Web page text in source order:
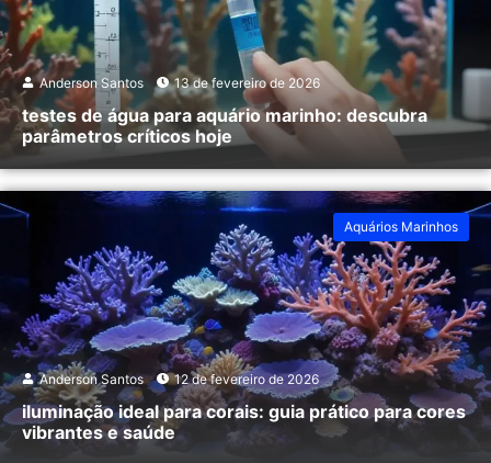
Anderson Santos 13 de fevereiro de 2026
testes de água para aquário marinho: descubra
parâmetros críticos hoje
Anderson Santos 12 de fevereiro de 2026
iluminação ideal para corais: guia prático para cores
vibrantes e saúde
Aquários Marinhos